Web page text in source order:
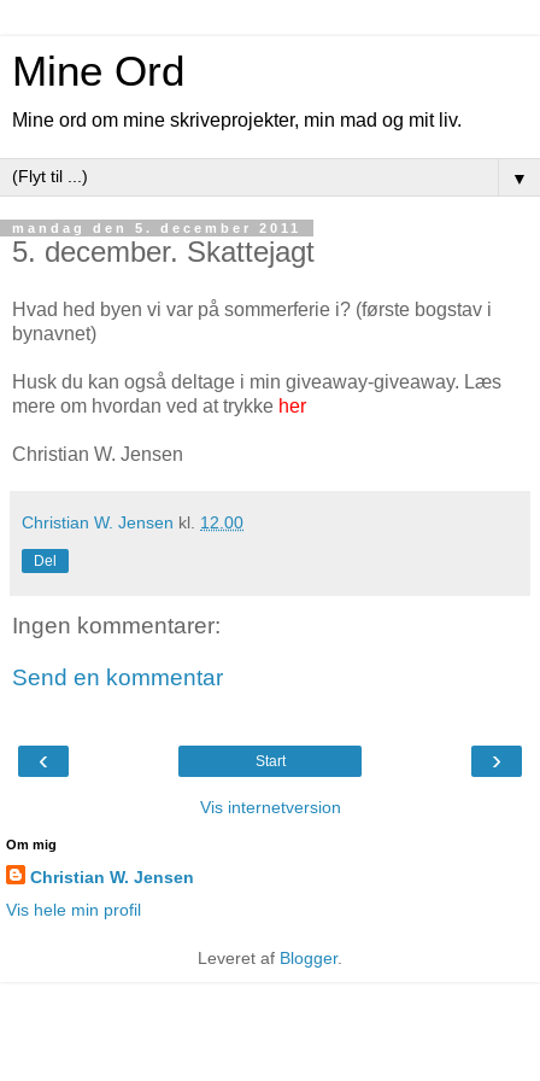
Mine Ord
Mine ord om mine skriveprojekter, min mad og mit liv.
▼
mandag den 5. december 2011
5. december. Skattejagt
Hvad hed byen vi var på sommerferie i? (første bogstav i
bynavnet)
Husk du kan også deltage i min giveaway-giveaway. Læs
mere om hvordan ved at trykke her
Christian W. Jensen
Christian W. Jensen kl. 12.00
Del
Ingen kommentarer:
Send en kommentar
‹ ›
Start
Vis internetversion
Om mig
Christian W. Jensen
Vis hele min profil
Leveret af Blogger.